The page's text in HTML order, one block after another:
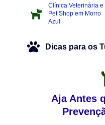
Clínica Veterinária e
Pet Shop em Morro
Azul
Dicas para os
Aja Antes